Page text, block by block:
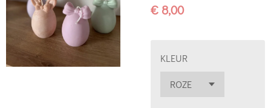
€ 8,00
KLEUR